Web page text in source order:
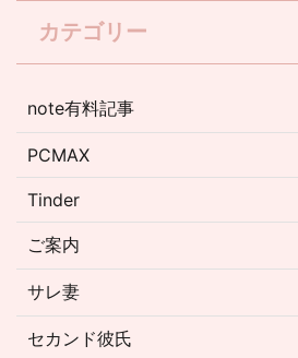
カテゴリー
note有料記事
PCMAX
Tinder
ご案内
サレ妻
セカンド彼氏